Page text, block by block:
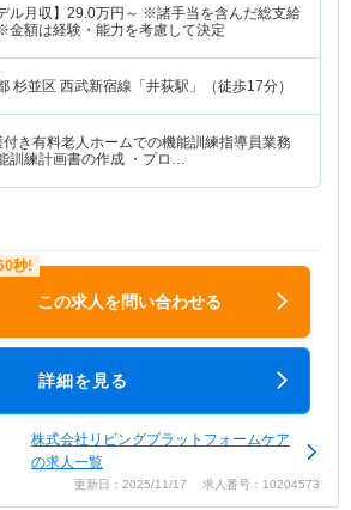
ル月収】 29.0万円～ ※諸手当を含んだ総支給
額は経験・能力を考慮して決定
杉並区 西武新宿線「井荻駅」（徒歩17分）
付き有料老人ホームでの機能訓練指導員業務
訓練計画書の作成 ・プロ…
この求人を問い合わせる
詳細を見る
株式会社リビングプラットフォームケア
の求人一覧
更新日：2025/11/17 求人番号：10204573